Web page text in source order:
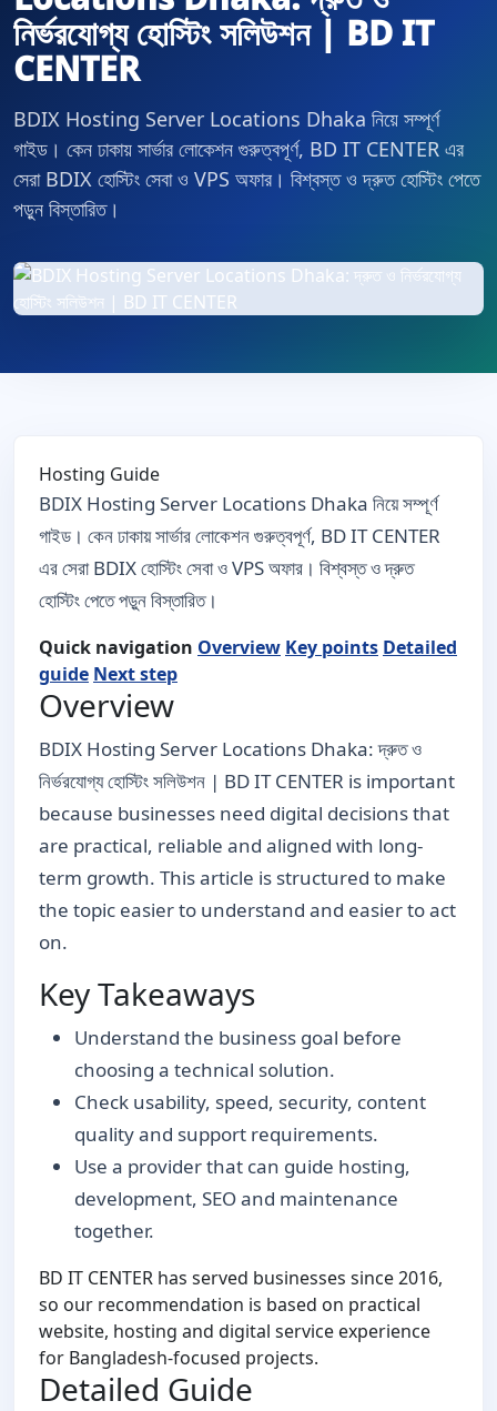
নির্ভরযোগ্য হোস্টিং সলিউশন | BD IT
CENTER
BDIX Hosting Server Locations Dhaka নিয়ে সম্পূর্ণ
গাইড। কেন ঢাকায় সার্ভার লোকেশন গুরুত্বপূর্ণ, BD IT CENTER এর
সেরা BDIX হোস্টিং সেবা ও VPS অফার। বিশ্বস্ত ও দ্রুত হোস্টিং পেতে
পড়ুন বিস্তারিত।
Hosting Guide
BDIX Hosting Server Locations Dhaka নিয়ে সম্পূর্ণ
গাইড। কেন ঢাকায় সার্ভার লোকেশন গুরুত্বপূর্ণ, BD IT CENTER
এর সেরা BDIX হোস্টিং সেবা ও VPS অফার। বিশ্বস্ত ও দ্রুত
হোস্টিং পেতে পড়ুন বিস্তারিত।
Quick navigation Overview Key points Detailed
guide Next step
Overview
BDIX Hosting Server Locations Dhaka: দ্রুত ও
নির্ভরযোগ্য হোস্টিং সলিউশন | BD IT CENTER is important
because businesses need digital decisions that
are practical, reliable and aligned with long-
term growth. This article is structured to make
the topic easier to understand and easier to act
on.
Key Takeaways
Understand the business goal before
choosing a technical solution.
Check usability, speed, security, content
quality and support requirements.
Use a provider that can guide hosting,
development, SEO and maintenance
together.
BD IT CENTER has served businesses since 2016,
so our recommendation is based on practical
website, hosting and digital service experience
for Bangladesh-focused projects.
Detailed Guide